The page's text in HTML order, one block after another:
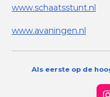
www.schaatsstunt.nl
www.avaningen.nl
Als eerste op de